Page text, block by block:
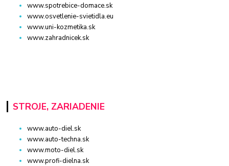
www.spotrebice-domace.sk
www.osvetlenie-svietidla.eu
www.uni-kozmetika.sk
www.zahradnicek.sk
STROJE, ZARIADENIE
www.auto-diel.sk
www.auto-techna.sk
www.moto-diel.sk
www.profi-dielna.sk